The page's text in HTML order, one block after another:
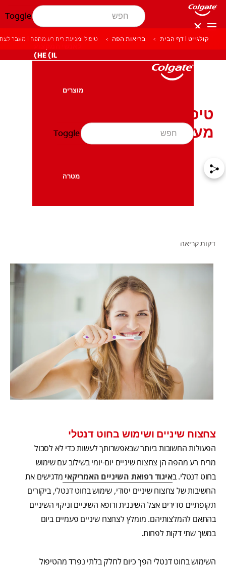
Toggle
לאנשי המקצוע
HE (IL)
מוצרים
בריאות הפה
מטרה
Toggle
קולגייט | דף הבית בריאות הפה טיפול ומניעת ריח רע מהפה | מעבר
טיפול ומניעת ריח רע מהפה
מעבר לצחצוח שיניים
דקות קריאה
צחצוח שיניים ושימוש בחוט דנטלי
הפעולות החשובות ביותר שבאפשרותך לעשות כדי לא לסבול
מריח רע מהפה הן צחצוח שיניים יום-יומי בשילוב עם שימוש
בחוט דנטלי. באיגוד רפואת השיניים האמריקאי מדגישים את
החשיבות של צחצוח שיניים יסודי, שימוש בחוט דנטלי, ביקורים
תקופתיים סדירים אצל השיננית ורופא השיניים וניקוי השיניים
בהתאם להמלצותיהם. מומלץ לצחצח שיניים פעמיים ביום
במשך שתי דקות לפחות.
השימוש בחוט דנטלי הפך כיום לחלק בלתי נפרד מהטיפול